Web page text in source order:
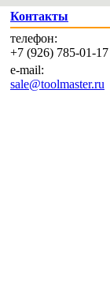
Контакты
телефон:
+7 (926) 785-01-17
e-mail:
sale@toolmaster.ru